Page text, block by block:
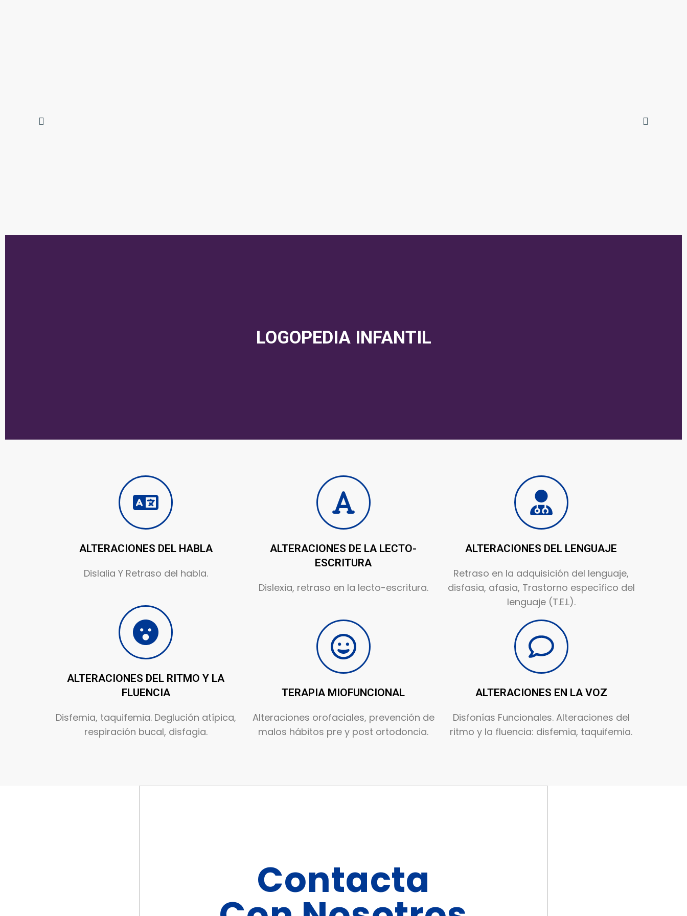
LOGOPEDIA INFANTIL
ALTERACIONES DEL HABLA
Dislalia Y Retraso del habla.
ALTERACIONES DEL RITMO Y LA
FLUENCIA
Disfemia, taquifemia. Deglución atípica,
respiración bucal, disfagia.
ALTERACIONES DE LA LECTO-
ESCRITURA
Dislexia, retraso en la lecto-escritura.
TERAPIA MIOFUNCIONAL
Alteraciones orofaciales, prevención de
malos hábitos pre y post ortodoncia.
ALTERACIONES DEL LENGUAJE
Retraso en la adquisición del lenguaje,
disfasia, afasia, Trastorno específico del
lenguaje (T.E.L).
ALTERACIONES EN LA VOZ
Disfonías Funcionales. Alteraciones del
ritmo y la fluencia: disfemia, taquifemia.
Contacta